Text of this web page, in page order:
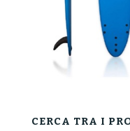
CERCA TRA I